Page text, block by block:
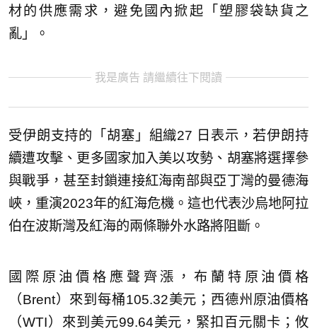
材的供應需求，避免國內掀起「塑膠袋缺貨之
亂」。
我是廣告 請繼續往下閱讀
受伊朗支持的「胡塞」組織27 日表示，若伊朗持
續遭攻擊、更多國家加入美以攻勢、胡塞將選擇參
與戰爭，甚至封鎖連接紅海南部與亞丁灣的曼德海
峽，重演2023年的紅海危機。這也代表沙烏地阿拉
伯在波斯灣及紅海的兩條聯外水路將阻斷。
國際原油價格應聲齊漲，布蘭特原油價格
（Brent）來到每桶105.32美元；西德州原油價格
（WTI）來到美元99.64美元，緊扣百元關卡；攸